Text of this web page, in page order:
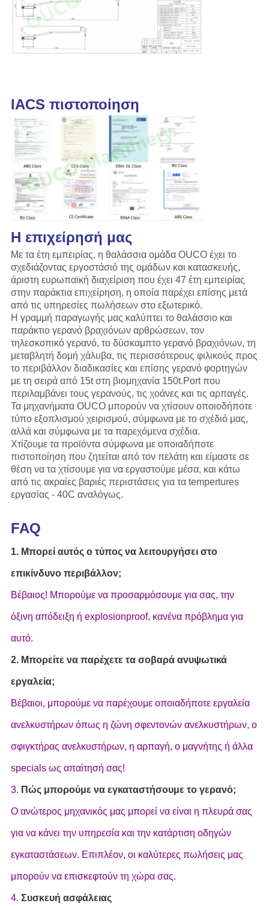
IACS πιστοποίηση
Η επιχείρησή μας
Με τα έτη εμπειρίας, η θαλάσσια ομάδα OUCO έχει το
σχεδιάζοντας εργοστάσιό της ομάδων και κατασκευής,
άριστη ευρωπαϊκή διαχείριση που έχει 47 έτη εμπειρίας
στην παράκτια επιχείρηση, η οποία παρέχει επίσης μετά
από τις υπηρεσίες πωλήσεων στο εξωτερικό.
Η γραμμή παραγωγής μας καλύπτει το θαλάσσιο και
παράκτιο γερανό βραχιόνων αρθρώσεων, τον
τηλεσκοπικό γερανό, το δύσκαμπτο γερανό βραχιόνων, τη
μεταβλητή δομή χάλυβα, τις περισσότερους φιλικούς προς
το περιβάλλον διαδικασίες και επίσης γερανό φορτηγών
με τη σειρά από 15t στη βιομηχανία 150t.Port που
περιλαμβάνει τους γερανούς, τις χοάνες και τις αρπαγές.
Τα μηχανήματα OUCO μπορούν να χτίσουν οποιοδήποτε
τύπο εξοπλισμού χειρισμού, σύμφωνα με το σχέδιό μας,
αλλά και σύμφωνα με τα παρεχόμενα σχέδια.
Χτίζουμε τα προϊόντα σύμφωνα με οποιαδήποτε
πιστοποίηση που ζητείται από τον πελάτη και είμαστε σε
θέση να τα χτίσουμε για να εργαστούμε μέσα, και κάτω
από τις ακραίες βαριές περιστάσεις για τα tempertures
εργασίας - 40C αναλόγως.
FAQ
1. Μπορεί αυτός ο τύπος να λειτουργήσει στο
επικίνδυνο περιβάλλον;
Βέβαιος! Μπορούμε να προσαρμόσουμε για σας, την
όξινη απόδειξη ή explosionproof, κανένα πρόβλημα για
αυτό.
2. Μπορείτε να παρέχετε τα σοβαρά ανυψωτικά
εργαλεία;
Βέβαιοι, μπορούμε να παρέχουμε οποιαδήποτε εργαλεία
ανελκυστήρων όπως η ζώνη σφεντονών ανελκυστήρων, ο
σφιγκτήρας ανελκυστήρων, η αρπαγή, ο μαγνήτης ή άλλα
specials ως απαίτησή σας!
3. Πώς μπορούμε να εγκαταστήσουμε το γερανό;
Ο ανώτερος μηχανικός μας μπορεί να είναι η πλευρά σας
για να κάνει την υπηρεσία και την κατάρτιση οδηγών
εγκαταστάσεων. Επιπλέον, οι καλύτερες πωλήσεις μας
μπορούν να επισκεφτούν τη χώρα σας.
4. Συσκευή ασφάλειας